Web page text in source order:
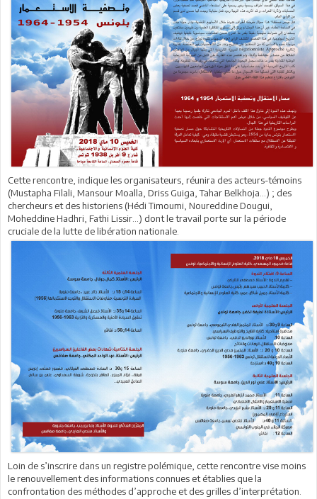
Cette rencontre, indique les organisateurs, réunira des acteurs-témoins
(Mustapha Filali, Mansour Moalla, Driss Guiga, Tahar Belkhoja…) ; des
chercheurs et des historiens (Hédi Timoumi, Noureddine Dougui,
Moheddine Hadhri, Fathi Lissir...) dont le travail porte sur la période
cruciale de la lutte de libération nationale.
Loin de s’inscrire dans un registre polémique, cette rencontre vise moins
le renouvellement des informations connues et établies que la
confrontation des méthodes d’approche et des grilles d’interprétation.